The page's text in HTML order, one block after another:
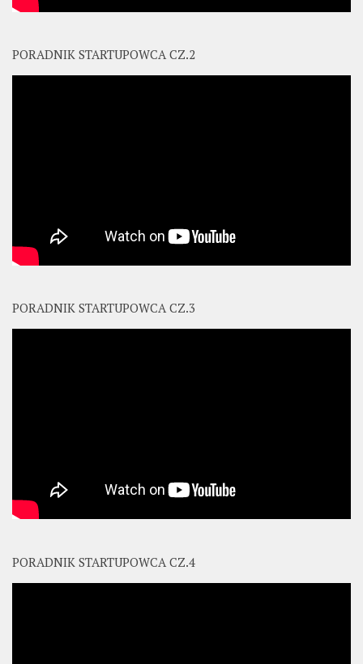
PORADNIK STARTUPOWCA CZ.2
PORADNIK STARTUPOWCA CZ.3
PORADNIK STARTUPOWCA CZ.4